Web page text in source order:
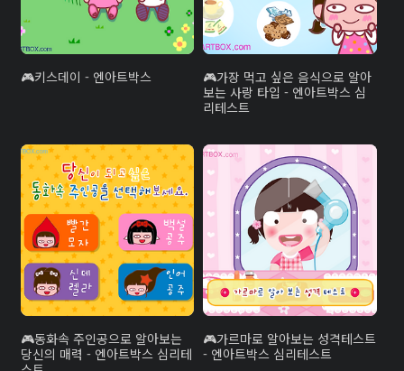
키스데이 - 엔아트박스
가장 먹고 싶은 음식으로 알아
보는 사랑 타입 - 엔아트박스 심
리테스트
동화속 주인공으로 알아보는
당신의 매력 - 엔아트박스 심리테
가르마로 알아보는 성격테스트
- 엔아트박스 심리테스트